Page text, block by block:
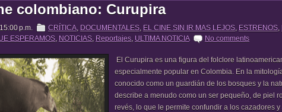
colombiano: Curupira
p.m. CRÍTICA, DOCUMENTALES, EL CINE SIN IR MAS LEJOS, ESTRENOS,
ESPERAMOS, NOTICIAS, Reportajes, ULTIMA NOTICIA No comments
El Curupira es una figura del folclore
especialmente popular en Colombia. En la
conocido como un guardián de los bosques y la
describe a menudo como un ser pequeño, de piel
revés, lo que le permite confundir a los cazadores